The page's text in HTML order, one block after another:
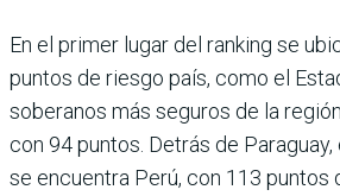
En el primer lugar del ran­king se
puntos de riesgo país, como el
soberanos más seguros de la
con 94 puntos. Detrás de
se encuentra Perú, con 113 pun­tos